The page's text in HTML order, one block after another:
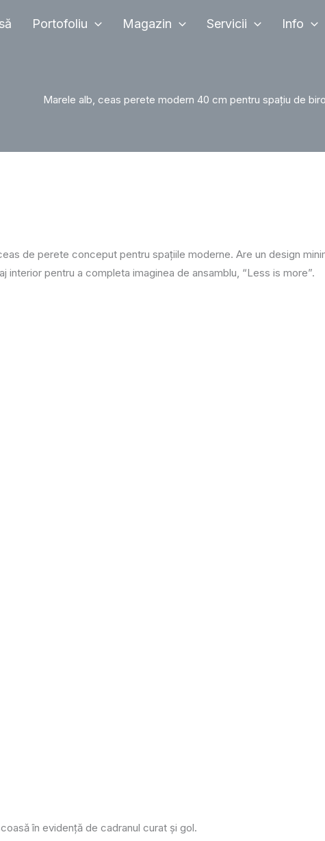
Portofoliu Magazin Servicii Info
Marele alb, ceas perete modern 40 cm pentru spațiu de
de perete conceput pentru spațiile moderne. Are un design
interior pentru a completa imaginea de ansamblu, “Less is more”.
în evidență de cadranul curat și gol.